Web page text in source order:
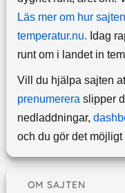
Läs mer om hur
temperatur.nu. Idag
runt om i landet in
Vill du hjälpa sajten
prenumereraslipper
nedladdningar,
och du gör det
OM SAJTEN